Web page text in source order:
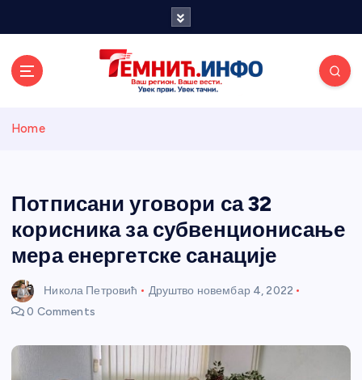
и портал
Home
Потписани уговори са 32
корисника за субвенционисање
мера енергетске санације
Никола Петровић Друштво новембар 4, 2022
0 Comments